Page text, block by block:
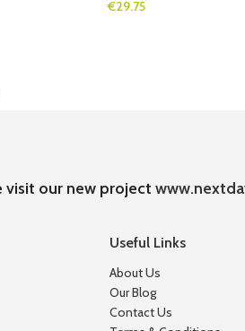
€29.75
visit our new project
Useful Links
About Us
Our Blog
Contact Us